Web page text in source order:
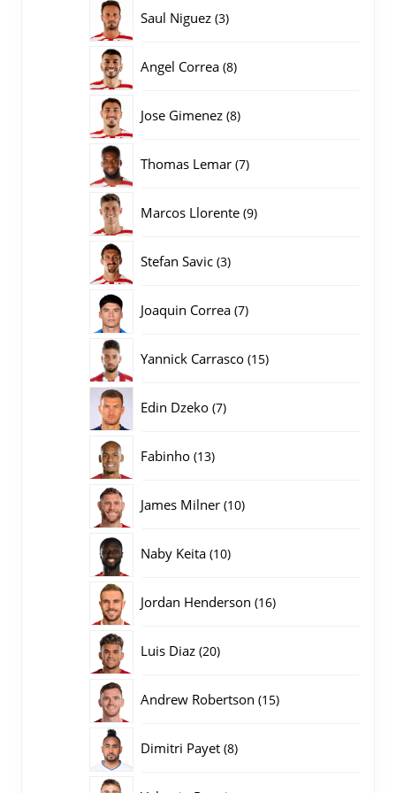
Saul Niguez 33
Angel Correa 88
Jose Gimenez 88
Thomas Lemar 77
Marcos Llorente 99
Stefan Savic 33
Joaquin Correa 77
Yannick Carrasco 1515
Edin Dzeko 77
Fabinho 1313
James Milner 1010
Naby Keita 1010
Jordan Henderson 1616
Luis Diaz 2020
Andrew Robertson 1515
Dimitri Payet 88